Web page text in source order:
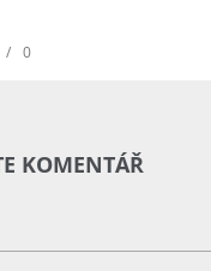
/ 0
KOMENTÁŘ